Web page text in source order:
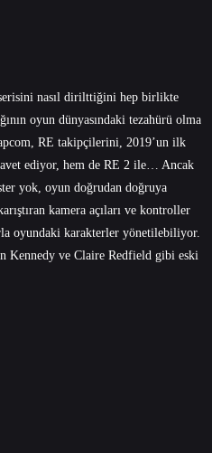
nasıl dirilttiğini hep birlikte
oyun dünyasındaki tezahürü olma
RE takipçilerini, 2019’un ilk
ediyor, hem de RE 2 ile… Ancak
yok, oyun doğrudan doğruya
kamera açıları ve kontroller
oyundaki karakterler yönetilebiliyor.
Kennedy ve Claire Redfield gibi eski